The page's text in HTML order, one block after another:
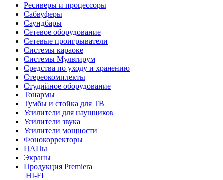
Ресиверы и процессоры
Сабвуферы
Саундбары
Сетевое оборудование
Сетевые проигрыватели
Системы караоке
Системы Мультирум
Средства по уходу и хранению
Стереокомплекты
Студийное оборудование
Тонармы
Тумбы и стойка для ТВ
Усилители для наушников
Усилители звука
Усилители мощности
Фонокорректоры
ЦАПы
Экраны
Продукция Premiera
HI-FI